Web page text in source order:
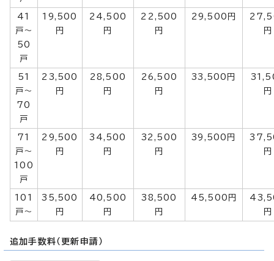
41
戸～
50
戸
19,500
円
24,500
円
22,500
円
29,500円
円
51
戸～
70
戸
23,500
円
28,500
円
26,500
円
33,500円
円
71
戸～
100
戸
29,500
円
34,500
円
32,500
円
39,500円
円
101
戸～
35,500
円
40,500
円
38,500
円
45,500円
円
追加手数料（更新申請）